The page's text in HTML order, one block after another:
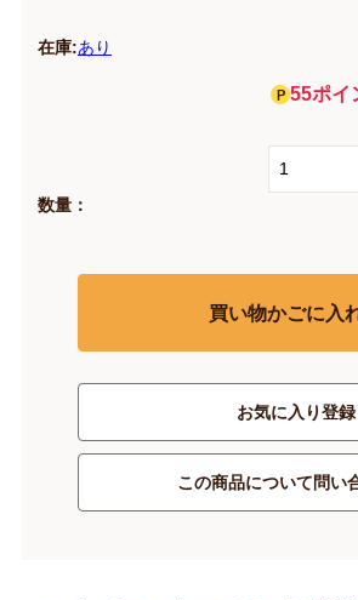
在庫:あり
55ポイ
数量：
買い物かごに入
お気に入り登録
この商品について問い